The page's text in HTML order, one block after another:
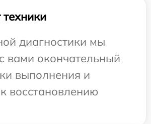
диагностики мы
вами окончательный
выполнения и
восстановлению